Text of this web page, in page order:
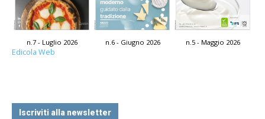
n.7 - Luglio 2026 n.6 - Giugno 2026 n.5 - Maggio 2026
Edicola Web
Iscriviti alla newsletter